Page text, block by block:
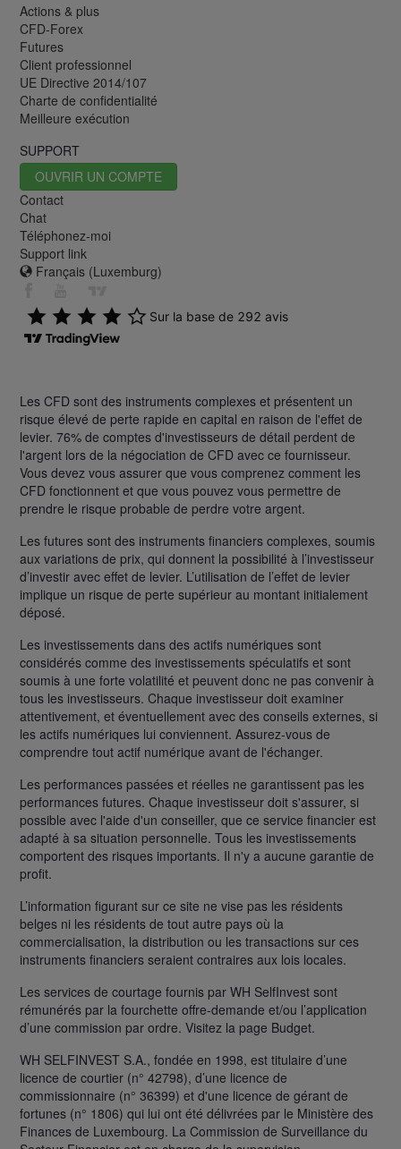
Actions & plus
CFD-Forex
Futures
Client professionnel
UE Directive 2014/107
Charte de confidentialité
Meilleure exécution
SUPPORT
OUVRIR UN COMPTE
Contact
Chat
Téléphonez-moi
Support link
Français (Luxemburg)
Les CFD sont des instruments complexes et présentent un
risque élevé de perte rapide en capital en raison de l'effet de
levier. 76% de comptes d'investisseurs de détail perdent de
l'argent lors de la négociation de CFD avec ce fournisseur.
Vous devez vous assurer que vous comprenez comment les
CFD fonctionnent et que vous pouvez vous permettre de
prendre le risque probable de perdre votre argent.
Les futures sont des instruments financiers complexes, soumis
aux variations de prix, qui donnent la possibilité à l’investisseur
d’investir avec effet de levier. L’utilisation de l’effet de levier
implique un risque de perte supérieur au montant initialement
déposé.
Les investissements dans des actifs numériques sont
considérés comme des investissements spéculatifs et sont
soumis à une forte volatilité et peuvent donc ne pas convenir à
tous les investisseurs. Chaque investisseur doit examiner
attentivement, et éventuellement avec des conseils externes, si
les actifs numériques lui conviennent. Assurez-vous de
comprendre tout actif numérique avant de l'échanger.
Les performances passées et réelles ne garantissent pas les
performances futures. Chaque investisseur doit s'assurer, si
possible avec l'aide d'un conseiller, que ce service financier est
adapté à sa situation personnelle. Tous les investissements
comportent des risques importants. Il n'y a aucune garantie de
profit.
L’information figurant sur ce site ne vise pas les résidents
belges ni les résidents de tout autre pays où la
commercialisation, la distribution ou les transactions sur ces
instruments financiers seraient contraires aux lois locales.
Les services de courtage fournis par WH SelfInvest sont
rémunérés par la fourchette offre-demande et/ou l’application
d’une commission par ordre. Visitez la page Budget.
WH SELFINVEST S.A., fondée en 1998, est titulaire d’une
licence de courtier (n° 42798), d’une licence de
commissionnaire (n° 36399) et d'une licence de gérant de
fortunes (n° 1806) qui lui ont été délivrées par le Ministère des
Finances de Luxembourg. La Commission de Surveillance du